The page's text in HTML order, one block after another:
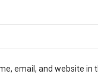
email, and website in